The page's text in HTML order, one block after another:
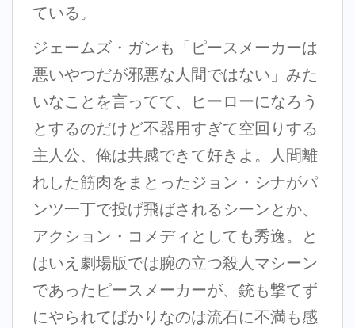
ている。
ジェームズ・ガンも「ピースメーカーは
悪いやつだが邪悪な人間ではない」みた
いなことを言ってて、ヒーローになろう
とするのだけど不器用すぎて空回りする
主人公、俺は共感できて好きよ。人間離
れした筋肉をまとったジョン・シナがパ
ンツ一丁で投げ飛ばされるシーンとか、
アクション・コメディとしても秀逸。と
はいえ劇場版では腕の立つ殺人マシーン
であったピースメーカーが、銃も撃てず
にやられてばかりなのは流石に不満も感